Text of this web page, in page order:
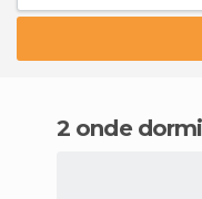
2 onde